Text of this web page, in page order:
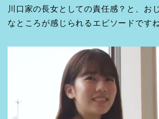
川口家の長女としての責任感？と、お
なところが感じられるエピソードですね